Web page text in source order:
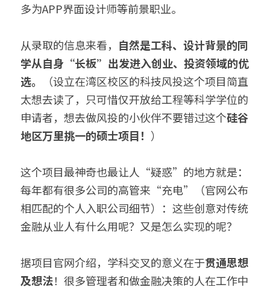
多为APP界面设计师等前景职业。
从录取的信息来看， 自然是工科、设计背景的同
学从自身“长板”出发进入创业、投资领域的优
选。
（设立在湾区校区的科技风投这个项目简直
太想去读了，只可惜仅开放给工程等科学学位的
申请者，想去做风投的小伙伴不要错过这个硅谷
地区万里挑一的硕士项目！ ）
这个项目最神奇也最让人“疑惑”的地方就是：
每年都有很多公司的高管来“充电”（官网公布
相匹配的个人入职公司细节）：这些创意对传统
金融从业人有什么用呢？又是怎么实现的呢？
据项目官网介绍，学科交叉的意义在于贯通思想
及想法！很多管理者和做金融决策的人在工作中